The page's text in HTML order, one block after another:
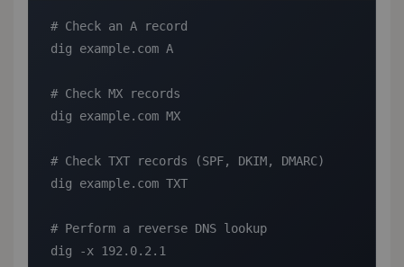
# Check an A record
dig example.com A
# Check MX records
dig example.com MX
# Check TXT records (SPF, DKIM, DMARC)
dig example.com TXT
# Perform a reverse DNS lookup
dig -x 192.0.2.1